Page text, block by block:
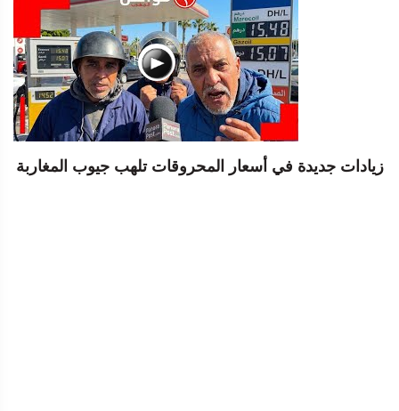
زيادات جديدة في أسعار المحروقات تلهب جيوب المغاربة